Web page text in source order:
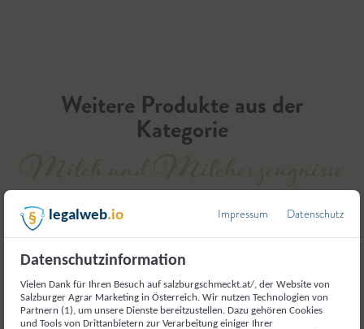
Weitere Produkte aus der
Kategorie
Milch und Milcherzeugnisse
legalweb.io Impressum Datenschutz
Datenschutzinformation
Vielen Dank für Ihren Besuch auf salzburgschmeckt.at/, der Website von
Salzburger Agrar Marketing in Österreich. Wir nutzen Technologien von
Partnern (1), um unsere Dienste bereitzustellen. Dazu gehören Cookies
und Tools von Drittanbietern zur Verarbeitung einiger Ihrer